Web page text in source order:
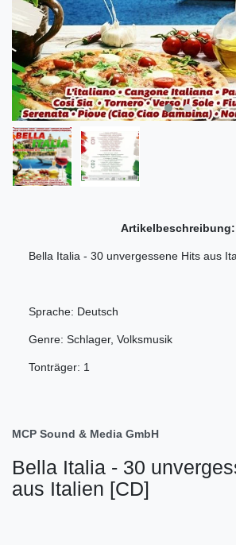
Artikelbeschreibung:
Bella Italia - 30 unvergessene Hits aus
Sprache: Deutsch
Genre: Schlager, Volksmusik
Tonträger: 1
MCP Sound & Media GmbH
Bella Italia - 30
aus Italien [CD]